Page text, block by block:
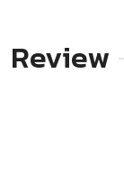
Review